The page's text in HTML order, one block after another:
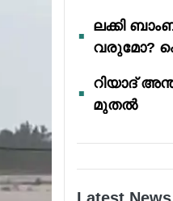
ലക്കി
വരുമോ?
റിയാദ്
മുതൽ